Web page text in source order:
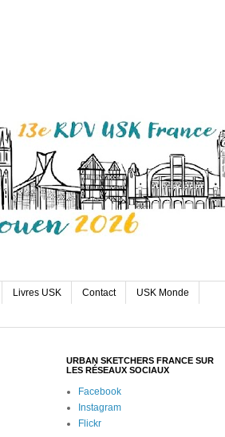
Livres USK Contact USK Monde
URBAN SKETCHERS FRANCE SUR
LES RÉSEAUX SOCIAUX
Facebook
Instagram
Flickr